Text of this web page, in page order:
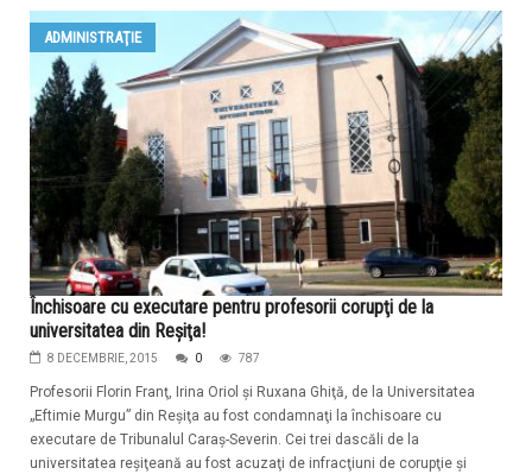
ADMINISTRAŢIE
Închisoare cu executare pentru profesorii corupţi de la
universitatea din Reşiţa!
8 DECEMBRIE, 2015 0 787
Profesorii Florin Franţ, Irina Oriol şi Ruxana Ghiţă, de la Universitatea
„Eftimie Murgu” din Reşiţa au fost condamnaţi la închisoare cu
executare de Tribunalul Caraş-Severin. Cei trei dascăli de la
universitatea reşiţeană au fost acuzaţi de infracţiuni de corupţie şi